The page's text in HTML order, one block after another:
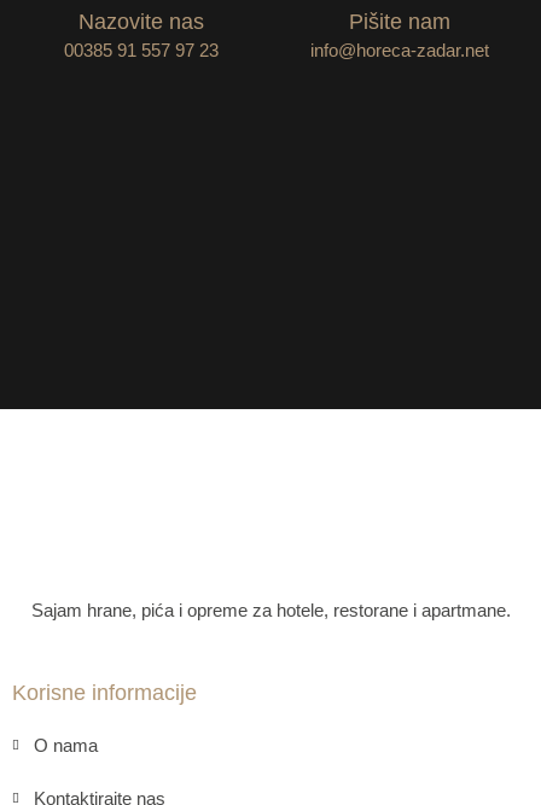
Nazovite nas
00385 91 557 97 23
Pišite nam
info@horeca-zadar.net
Sajam hrane, pića i opreme za hotele, restorane i apartmane.
Korisne informacije
O nama
Kontaktirajte nas